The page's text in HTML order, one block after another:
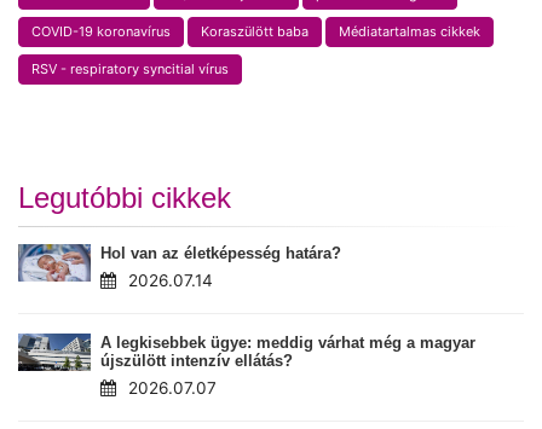
COVID-19 koronavírus Koraszülött baba Médiatartalmas cikkek
RSV - respiratory syncitial vírus
Legutóbbi cikkek
Hol van az életképesség határa?
2026.07.14
A legkisebbek ügye: meddig várhat még a magyar
újszülött intenzív ellátás?
2026.07.07